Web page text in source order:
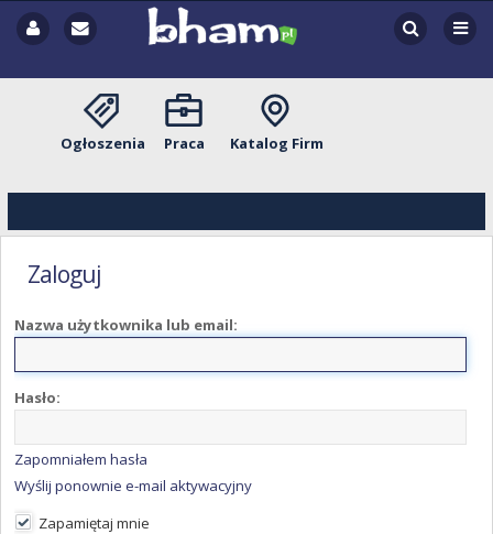
Ogłoszenia Praca Katalog Firm
Zaloguj
Nazwa użytkownika lub email:
Hasło:
Zapomniałem hasła
Wyślij ponownie e-mail aktywacyjny
Zapamiętaj mnie